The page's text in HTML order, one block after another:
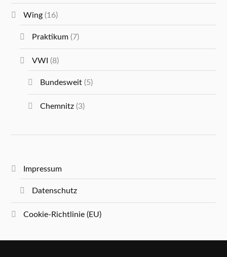
Wing (16)
Praktikum(7)
VWI (8)
Bundesweit(5)
Chemnitz(3)
Impressum
Datenschutz
Cookie-Richtlinie (EU)